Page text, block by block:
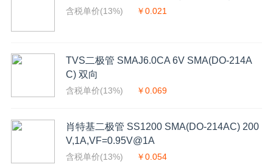
含税单价(13%) ￥0.021
TVS二极管 SMAJ6.0CA 6V SMA(DO-214A
C) 双向
含税单价(13%) ￥0.069
肖特基二极管 SS1200 SMA(DO-214AC) 200
V,1A,VF=0.95V@1A
含税单价(13%) ￥0.054